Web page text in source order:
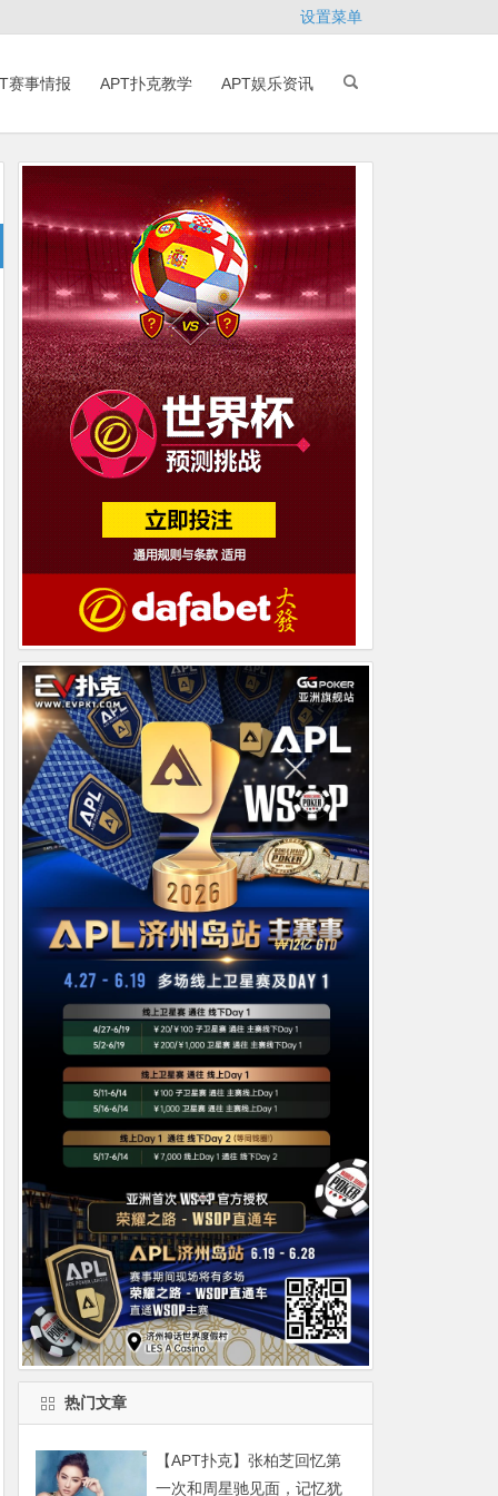
设置菜单
赛事情报 APT扑克教学 APT娱乐资讯
热门文章
【APT扑克】张柏芝回忆第
一次和周星驰见面，记忆犹